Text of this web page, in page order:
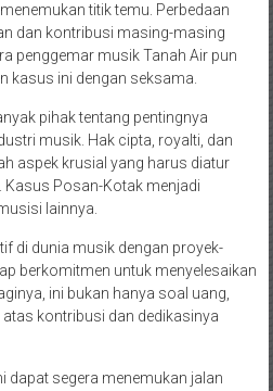
titik temu. Perbedaan
dan kontribusi masing-masing
penggemar musik Tanah Air pun
kasus ini dengan seksama.
pihak tentang pentingnya
musik. Hak cipta, royalti, dan
aspek krusial yang harus diatur
Posan-Kotak menjadi
lainnya.
di dunia musik dengan proyek-
berkomitmen untuk menyelesaikan
ini bukan hanya soal uang,
kontribusi dan dedikasinya
dapat segera menemukan jalan